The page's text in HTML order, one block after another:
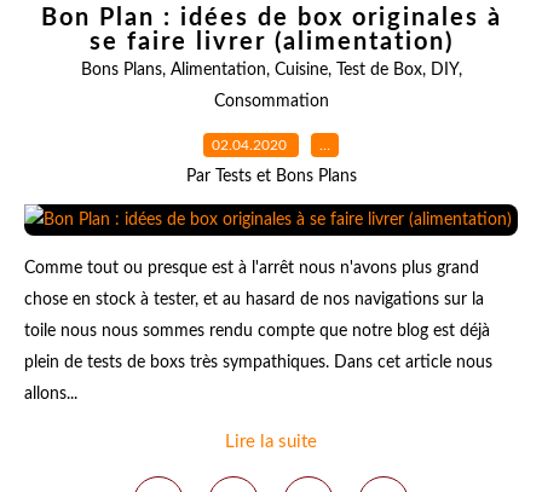
Bon Plan : idées de box originales à
se faire livrer (alimentation)
Bons Plans, Alimentation, Cuisine, Test de Box, DIY,
Consommation
02.04.2020 …
Par Tests et Bons Plans
Comme tout ou presque est à l'arrêt nous n'avons plus grand
chose en stock à tester, et au hasard de nos navigations sur la
toile nous nous sommes rendu compte que notre blog est déjà
plein de tests de boxs très sympathiques. Dans cet article nous
allons...
Lire la suite